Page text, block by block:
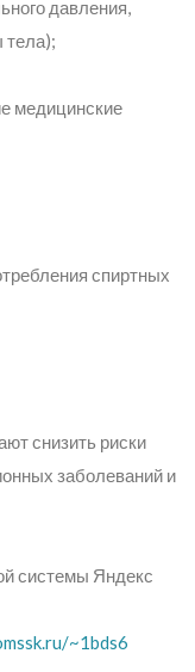
давления,
тела);
медицинские
спиртных
снизить риски
заболеваний и
системы Яндекс
~1bds6